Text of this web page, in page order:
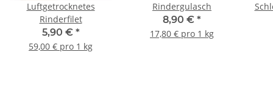
Luftgetrocknetes
Rinderfilet
5,90 € *
59,00 € pro 1 kg
Rindergulasch
8,90 € *
17,80 € pro 1 kg